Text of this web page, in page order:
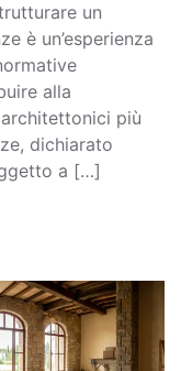
un
è un’esperienza
alla
più
dichiarato
a […]